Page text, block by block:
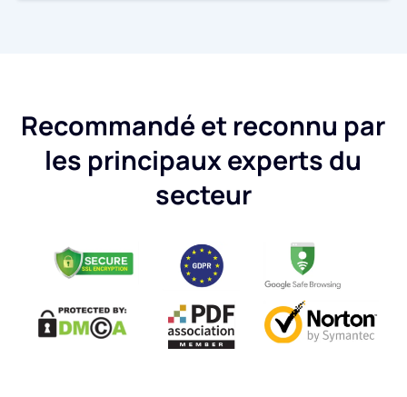
Recommandé et reconnu par
les principaux experts du
secteur